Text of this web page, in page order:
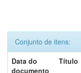
Conjunto de itens:
Data do
documento
Título